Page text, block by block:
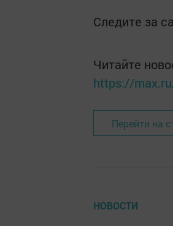
Следите за
Читайте
https://
Перейти на
НОВОСТИ